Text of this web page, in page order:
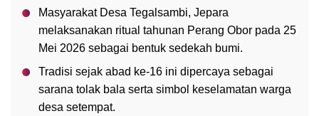
Masyarakat Desa Tegalsambi, Jepara
melaksanakan ritual tahunan Perang Obor pada 25
Mei 2026 sebagai bentuk sedekah bumi.
Tradisi sejak abad ke-16 ini dipercaya sebagai
sarana tolak bala serta simbol keselamatan warga
desa setempat.